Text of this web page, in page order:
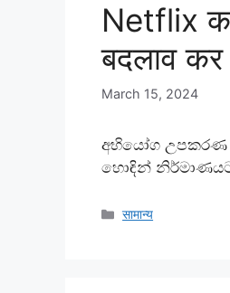
Netflix
बदलाव कर
March 15, 2024
අභියෝග උපකරණ
හොඳින් නිර්මාණයට
Categories
सामान्य